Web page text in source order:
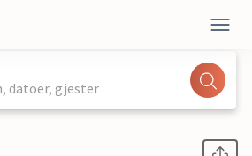
datoer, gjester